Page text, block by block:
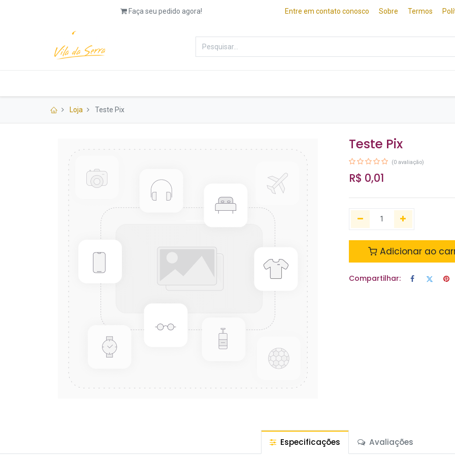
Faça seu pedido agora! Entre em contato conosco Sobre Termos
Loja Teste Pix
Teste Pix
(0 avaliação)
R$ 0,01
Adicionar ao
Compartilhar:
Especificações Avaliações